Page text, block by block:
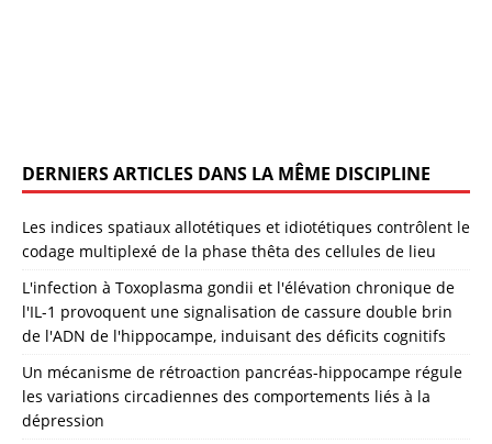
DERNIERS ARTICLES DANS LA MÊME DISCIPLINE
Les indices spatiaux allotétiques et idiotétiques contrôlent le
codage multiplexé de la phase thêta des cellules de lieu
L'infection à Toxoplasma gondii et l'élévation chronique de
l'IL-1 provoquent une signalisation de cassure double brin
de l'ADN de l'hippocampe, induisant des déficits cognitifs
Un mécanisme de rétroaction pancréas-hippocampe régule
les variations circadiennes des comportements liés à la
dépression